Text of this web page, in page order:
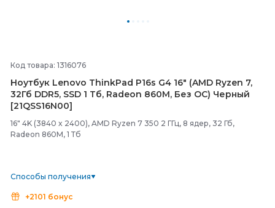
Код товара: 1316076
Ноутбук Lenovo ThinkPad P16s G4 16" (AMD Ryzen 7,
32Гб DDR5, SSD 1 Тб, Radeon 860M, Без ОС) Черный
[21QSS16N00]
16" 4K (3840 x 2400), AMD Ryzen 7 350 2 ГГц, 8 ядер, 32 Гб,
Radeon 860M, 1 Тб
Способы получения
+2101 бонус